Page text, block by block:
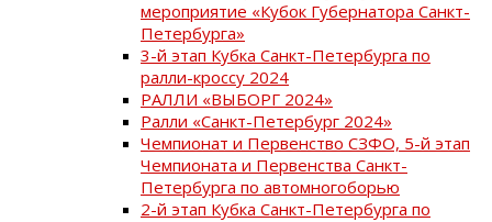
мероприятие «Кубок Губернатора Санкт-
Петербурга»
3-й этап Кубка Санкт-Петербурга по
ралли-кроссу 2024
РАЛЛИ «ВЫБОРГ 2024»
Ралли «Санкт-Петербург 2024»
Чемпионат и Первенство СЗФО, 5-й этап
Чемпионата и Первенства Санкт-
Петербурга по автомногоборью
2-й этап Кубка Санкт-Петербурга по